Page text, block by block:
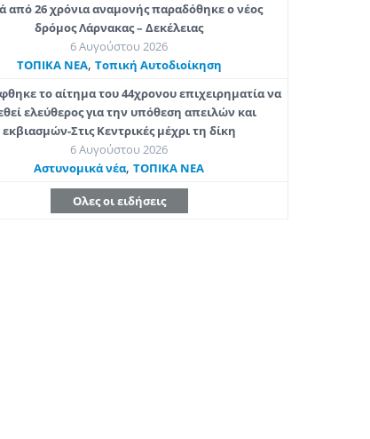
από 26 χρόνια αναμονής παραδόθηκε ο νέος
δρόμος Λάρνακας – Δεκέλειας
6 Αυγούστου 2026
ΤΟΠΙΚΑ ΝΕΑ, Τοπική Αυτοδιοίκηση
το αίτημα του 44χρονου επιχειρηματία να
ελεύθερος για την υπόθεση απειλών και
εκβιασμών-Στις Κεντρικές μέχρι τη δίκη
6 Αυγούστου 2026
Aστυνομικά νέα,ΤΟΠΙΚΑ ΝΕΑ
Ολες οι ειδήσεις